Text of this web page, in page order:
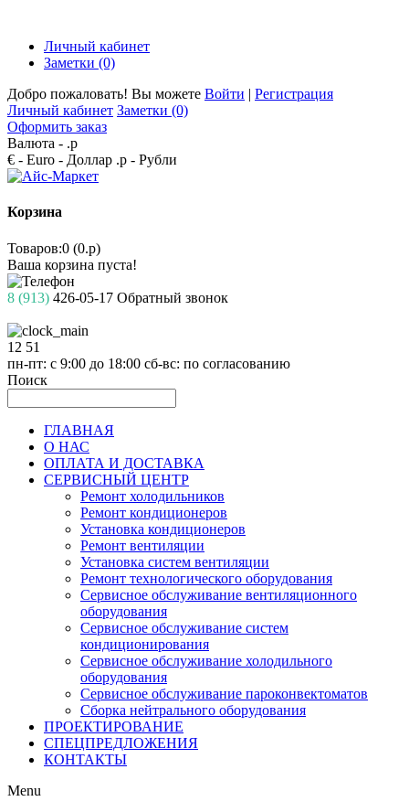
Личный кабинет
Заметки (0)
Добро пожаловать! Вы можете Войти | Регистрация
Личный кабинет Заметки (0)
Оформить заказ
Валюта - .р
€ - Euro - Доллар .р - Рубли
Корзина
Товаров:0 (0.р)
Ваша корзина пуста!
8 (913) 426-05-17 Обратный звонок
12 51
пн-пт: с 9:00 до 18:00 сб-вс: по согласованию
Поиск
ГЛАВНАЯ
О НАС
ОПЛАТА И ДОСТАВКА
СЕРВИСНЫЙ ЦЕНТР
Ремонт холодильников
Ремонт кондиционеров
Установка кондиционеров
Ремонт вентиляции
Установка систем вентиляции
Ремонт технологического оборудования
Cервисное обслуживание вентиляционного
оборудования
Cервисное обслуживание систем
кондиционирования
Cервисное обслуживание холодильного
оборудования
Сервисное обслуживание пароконвектоматов
Сборка нейтрального оборудования
ПРОЕКТИРОВАНИЕ
СПЕЦПРЕДЛОЖЕНИЯ
КОНТАКТЫ
Menu